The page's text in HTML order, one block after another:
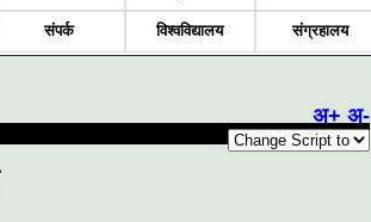
संपर्क विश्वविद्यालय संग्रहालय
अ+ अ-